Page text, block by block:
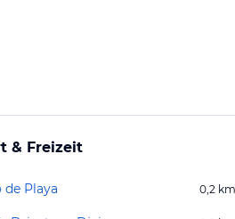
& Freizeit
de Playa 0,2 km